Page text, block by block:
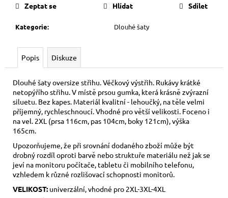
Kategorie: Dlouhé šaty
Zeptat se Hlídat Sdílet
Popis Diskuze
Dlouhé šaty oversize střihu. Véčkový výstřih. Rukávy krátké
netopýřího střihu. V místě prsou gumka, která krásně zvýrazní
siluetu. Bez kapes. Materiál kvalitní - lehoučký, na těle velmi
příjemný, rychleschnoucí. Vhodné pro větší velikosti. Foceno i
na vel. 2XL (prsa 116cm, pas 104cm, boky 121cm), výška
165cm.
Upozorňujeme, že při srovnání dodaného zboží může být
drobný rozdíl oproti barvě nebo struktuře materiálu než jak se
jeví na monitoru počítače, tabletu či mobilního telefonu,
vzhledem k různé rozlišovací schopnosti monitorů.
VELIKOST: univerzální, vhodné pro 2XL-3XL-4XL